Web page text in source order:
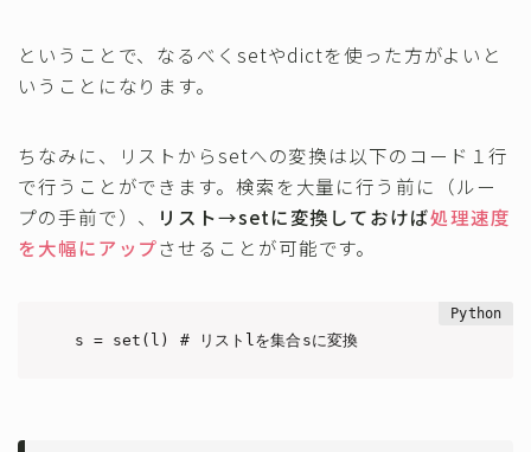
ということで、なるべくsetやdictを使った方がよいと
いうことになります。
ちなみに、リストからsetへの変換は以下のコード１行
で行うことができます。検索を大量に行う前に（ルー
プの手前で）、
リスト→setに変換しておけば処理速度
を大幅にアップさせることが可能です。
s = set(l) # リストlを集合sに変換